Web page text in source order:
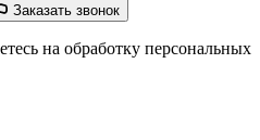
Заказать звонок
на обработку персональных